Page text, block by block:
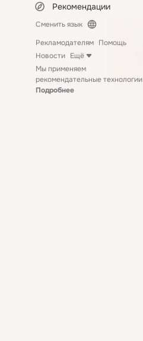
Рекомендации
Сменить язык
Рекламодателям Помощь
Новости Ещё
Мы применяем
рекомендательные технологии
Подробнее